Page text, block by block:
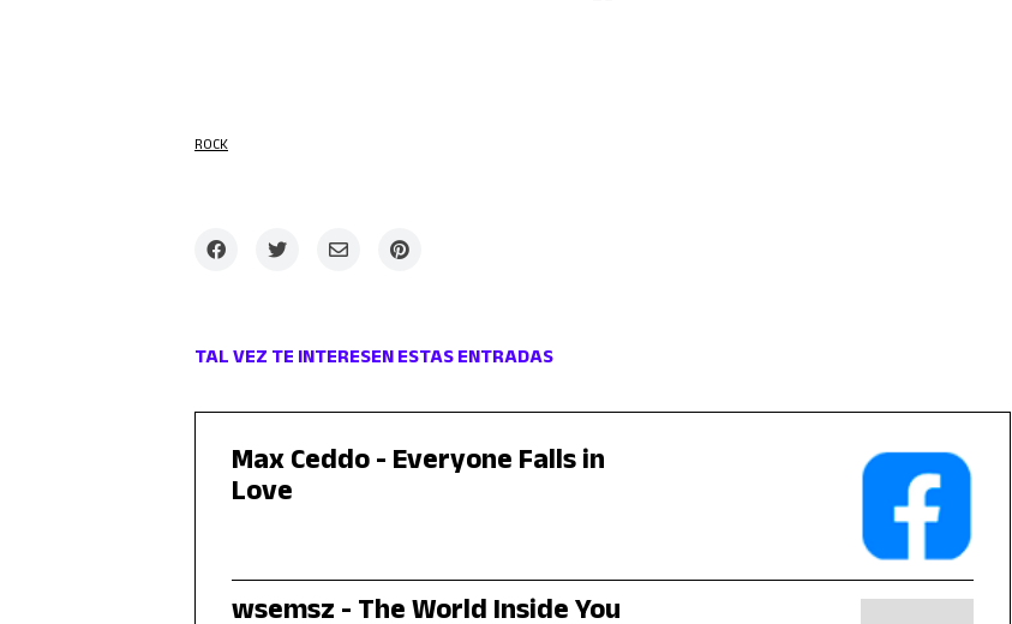
ROCK
TAL VEZ TE INTERESEN ESTAS ENTRADAS
Max Ceddo - Everyone Falls in
Love
wsemsz - The World Inside You